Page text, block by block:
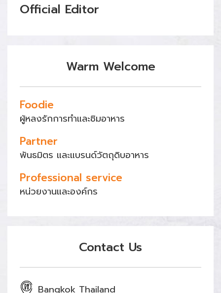
Official Editor
Warm Welcome
Foodie
ผู้หลงรักการทำและชิมอาหาร
Partner
พันธมิตร และแบรนด์วัตถุดิบอาหาร
Professional service
หน่วยงานและองค์กร
Contact Us
Bangkok Thailand